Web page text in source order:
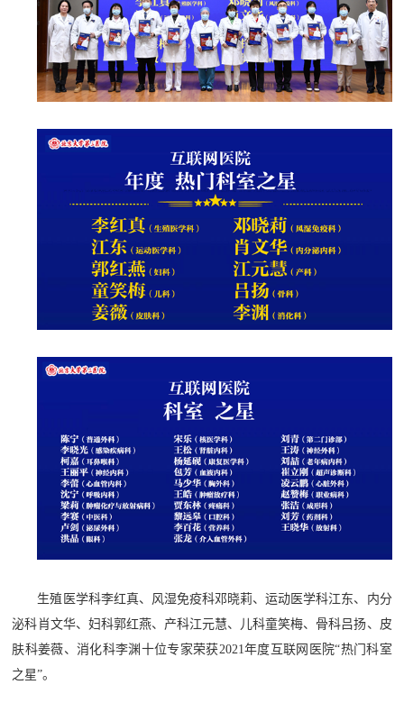
生殖医学科李红真、风湿免疫科邓晓莉、运动医学科江东、内分
泌科肖文华、妇科郭红燕、产科江元慧、儿科童笑梅、骨科吕扬、皮
肤科姜薇、消化科李渊十位专家荣获2021年度互联网医院“热门科室
之星”。